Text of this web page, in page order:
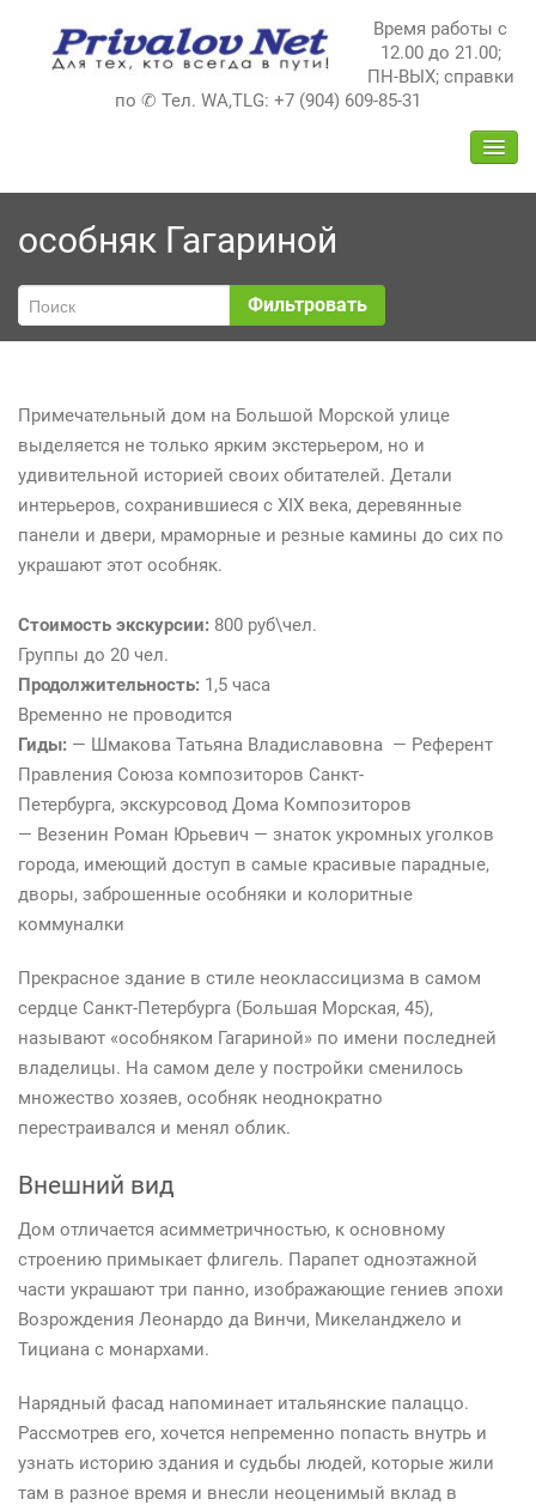
содержимому
Время работы с
12.00 до 21.00;
ПН-ВЫХ; справки
по ✆ Тел. WA,TLG: +7 (904) 609-85-31
особняк Гагариной
Фильтровать
Примечательный дом на Большой Морской улице
выделяется не только ярким экстерьером, но и
удивительной историей своих обитателей. Детали
интерьеров, сохранившиеся с XIX века, деревянные
панели и двери, мраморные и резные камины до сих по
украшают этот особняк.
Стоимость экскурсии: 800 руб\чел.
Группы до 20 чел.
Продолжительность: 1,5 часа
Временно не проводится
Гиды: — Шмакова Татьяна Владиславовна — Референт
Правления Союза композиторов Санкт-
Петербурга, экскурсовод Дома Композиторов
— Везенин Роман Юрьевич — знаток укромных уголков
города, имеющий доступ в самые красивые парадные,
дворы, заброшенные особняки и колоритные
коммуналки
Прекрасное здание в стиле неоклассицизма в самом
сердце Санкт-Петербурга (Большая Морская, 45),
называют «особняком Гагариной» по имени последней
владелицы. На самом деле у постройки сменилось
множество хозяев, особняк неоднократно
перестраивался и менял облик.
Внешний вид
Дом отличается асимметричностью, к основному
строению примыкает флигель. Парапет одноэтажной
части украшают три панно, изображающие гениев эпохи
Возрождения Леонардо да Винчи, Микеланджело и
Тициана с монархами.
Нарядный фасад напоминает итальянские палаццо.
Рассмотрев его, хочется непременно попасть внутрь и
узнать историю здания и судьбы людей, которые жили
там в разное время и внесли неоценимый вклад в